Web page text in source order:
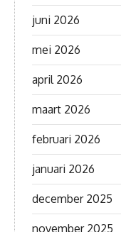
juni 2026
mei 2026
april 2026
maart 2026
februari 2026
januari 2026
december 2025
november 2025